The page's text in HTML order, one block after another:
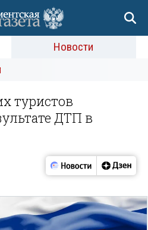
Новости
туристов
ДТП в